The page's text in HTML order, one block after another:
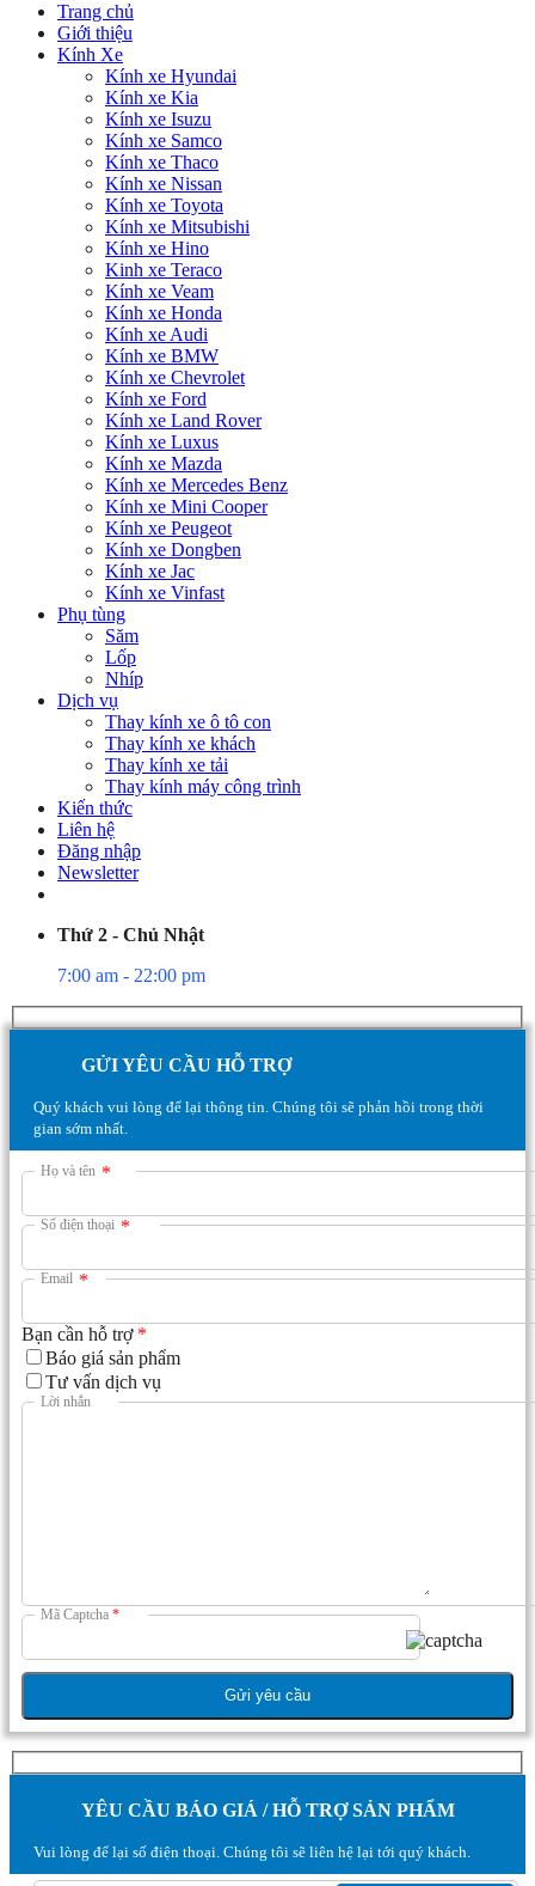
Trang chủ
Giới thiệu
Kính Xe
Kính xe Hyundai
Kính xe Kia
Kính xe Isuzu
Kính xe Samco
Kính xe Thaco
Kính xe Nissan
Kính xe Toyota
Kính xe Mitsubishi
Kính xe Hino
Kinh xe Teraco
Kính xe Veam
Kính xe Honda
Kính xe Audi
Kính xe BMW
Kính xe Chevrolet
Kính xe Ford
Kính xe Land Rover
Kính xe Luxus
Kính xe Mazda
Kính xe Mercedes Benz
Kính xe Mini Cooper
Kính xe Peugeot
Kính xe Dongben
Kính xe Jac
Kính xe Vinfast
Phụ tùng
Săm
Lốp
Nhíp
Dịch vụ
Thay kính xe ô tô con
Thay kính xe khách
Thay kính xe tải
Thay kính máy công trình
Kiến thức
Liên hệ
Đăng nhập
Newsletter
Thứ 2 - Chủ Nhật
7:00 am - 22:00 pm
GỬI YÊU CẦU HỖ TRỢ
Quý khách vui lòng để lại thông tin. Chúng tôi sẽ phản hồi trong thời
gian sớm nhất.
Họ và tên *
Số điện thoại *
Email *
Bạn cần hỗ trợ *
Báo giá sản phẩm
Tư vấn dịch vụ
Lời nhắn
Mã Captcha *
YÊU CẦU BÁO GIÁ / HỖ TRỢ SẢN PHẨM
Vui lòng để lại số điện thoại. Chúng tôi sẽ liên hệ lại tới quý khách.